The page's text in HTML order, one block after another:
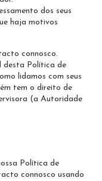
dos seus
haja motivos
connosco.
desta Política de
lidamos com seus
tem o direito de
(a Autoridade
Política de
connosco usando